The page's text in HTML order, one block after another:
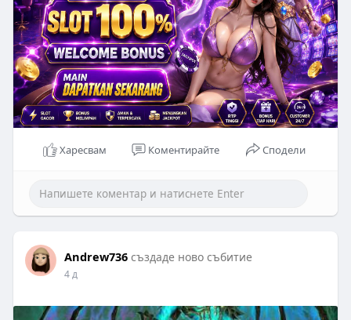
Харесвам Коментирайте Сподели
Andrew736 създаде ново събитие
4 д